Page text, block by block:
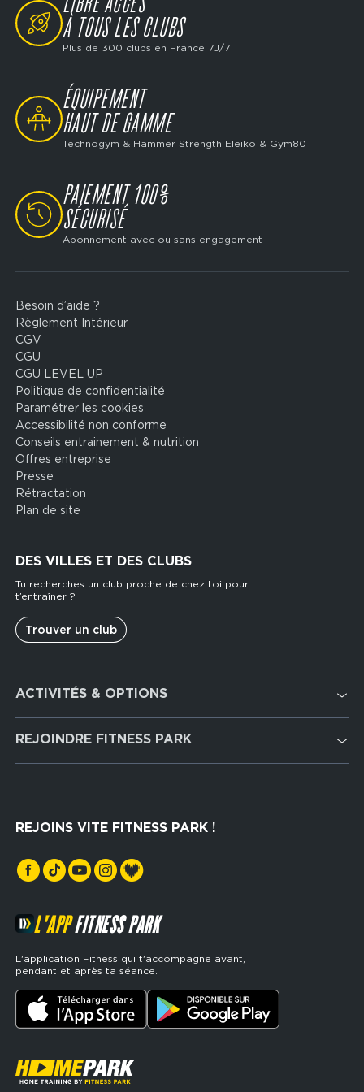
meilleurs clubs de sport des Hautes-Pyrénées.
SVG
LIBRE ACCÈS
À TOUS LES CLUBS
Plus de 300 clubs en France 7J/7
SVG
ÉQUIPEMENT
HAUT DE GAMME
Technogym & Hammer Strength Eleiko & Gym80
SVG
PAIEMENT 100%
SÉCURISÉ
Abonnement avec ou sans engagement
Footer
legal
Besoin d’aide ?
Règlement Intérieur
CGV
CGU
CGU LEVEL UP
Politique de confidentialité
Paramétrer les cookies
Accessibilité non conforme
Conseils entrainement & nutrition
Offres entreprise
Presse
Rétractation
Plan de site
DES VILLES ET DES CLUBS
Tu recherches un club proche de chez toi pour
t’entraîner ?
Trouver un club
services
ACTIVITÉS & OPTIONS
Cardio Training
Musculation
Hyrox Zone
Cross Training
REJOINDRE FITNESS PARK
REJOINS VITE FITNESS PARK !
L'APPFITNESS PARK
L'application Fitness qui t'accompagne avant,
pendant et après ta séance.